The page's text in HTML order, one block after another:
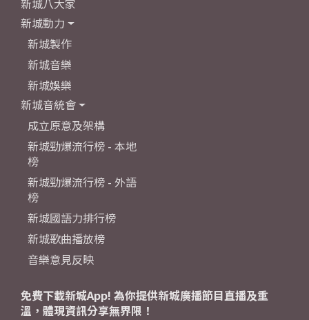
新城八大家
新城動力
新城製作
新城音樂
新城娛樂
新城音統會
成立原意及架構
新城勁爆流行榜 - 本地
榜
新城勁爆流行榜 - 外語
榜
新城國語力排行榜
新城歌曲播放榜
音樂意見反映
免費下載新城App! 為你提供新城廣播節目直播及重
溫，體現資訊分享無界限！